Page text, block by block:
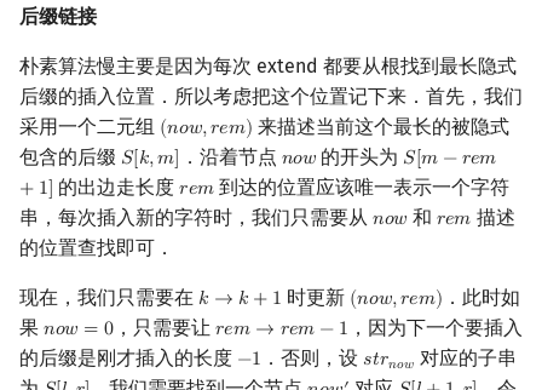
后缀链接
朴素算法慢主要是因为每次 extend 都要从根找到最长隐式
后缀的插入位置．所以考虑把这个位置记下来．首先，我们
采用一个二元组 (𝑛𝑜𝑤,𝑟𝑒𝑚)
(now,rem) 来描述当前这个最长的被隐式
包含的后缀 𝑆[𝑘,𝑚]
S[k,m] ．沿着节点 𝑛𝑜𝑤
now 的开头为 𝑆[𝑚 −𝑟𝑒𝑚
+ 1]
S[m−rem+1
的出边走长度𝑟𝑒𝑚
rem 到达的位置应该唯一表示一个字符
串，每次插入新的字符时，我们只需要从 𝑛𝑜𝑤
now 和 𝑟𝑒𝑚
rem 描述
的位置查找即可．
现在，我们只需要在 𝑘 → 𝑘 + 1
k →k +1 时更新 (𝑛𝑜𝑤,𝑟𝑒𝑚)
(now,rem)
．此时如
果 𝑛𝑜𝑤 = 0
now =0 ，只需要让𝑟𝑒𝑚 → 𝑟𝑒𝑚 − 1
rem →r em−1
，因为下一个要插入
的后缀是刚才插入的长度 −1
−1 ．否则，设 𝑠𝑡𝑟𝑛𝑜𝑤
strnow对应的子串